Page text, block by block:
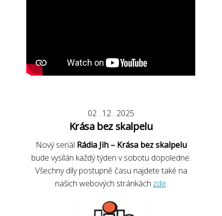
02 . 12 . 2025
Krása bez skalpelu
Nový seriál Rádia Jih – Krása bez skalpelu
bude vysílán každý týden v sobotu dopoledne.
Všechny díly postupně času najdete také na
našich webových stránkách zde.